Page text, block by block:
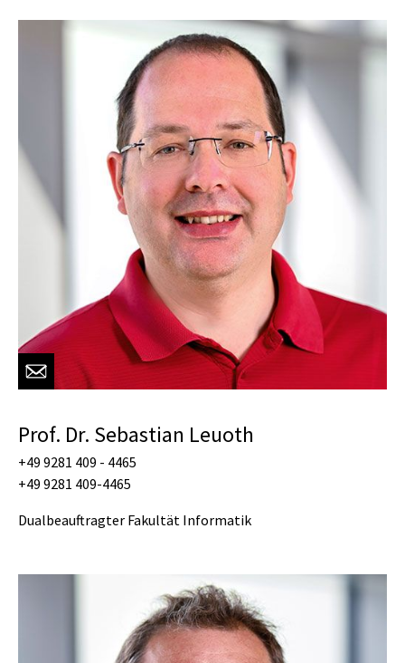
Prof. Dr. Sebastian Leuoth
+49 9281 409 - 4465
+49 9281 409-4465
Dualbeauftragter Fakultät Informatik